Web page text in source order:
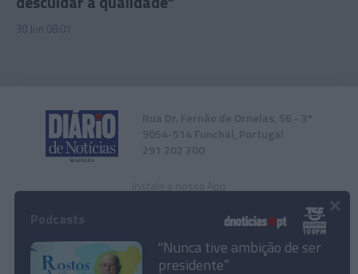
30 Jun 08:01
Rua Dr. Fernão de Ornelas, 56 - 3º
9054-514 Funchal, Portugal
291 202 300
Instale a nossa App
"Nunca tive ambição de ser
presidente”
×